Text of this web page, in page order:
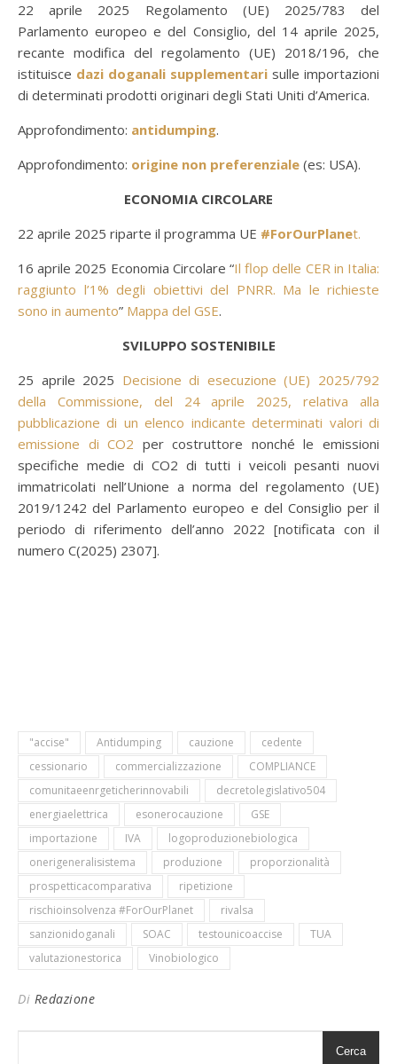
22 aprile 2025 Regolamento (UE) 2025/783 del
Parlamento europeo e del Consiglio, del 14 aprile 2025,
recante modifica del regolamento (UE) 2018/196, che
istituisce dazi doganali supplementari sulle importazioni
di determinati prodotti originari degli Stati Uniti d’America.
Approfondimento: antidumping.
Approfondimento: origine non preferenziale (es: USA).
ECONOMIA CIRCOLARE
22 aprile 2025 riparte il programma UE #ForOurPlanet.
16 aprile 2025 Economia Circolare “Il flop delle CER in Italia:
raggiunto l’1% degli obiettivi del PNRR. Ma le richieste
sono in aumento” Mappa del GSE.
SVILUPPO SOSTENIBILE
25 aprile 2025 Decisione di esecuzione (UE) 2025/792
della Commissione, del 24 aprile 2025, relativa alla
pubblicazione di un elenco indicante determinati valori di
emissione di CO2 per costruttore nonché le emissioni
specifiche medie di CO2 di tutti i veicoli pesanti nuovi
immatricolati nell’Unione a norma del regolamento (UE)
2019/1242 del Parlamento europeo e del Consiglio per il
periodo di riferimento dell’anno 2022 [notificata con il
numero C(2025) 2307].
"accise" Antidumping cauzione
cedente
cessionario
commercializzazione
COMPLIANCE
comunitaeenrgeticherinnovabili
decretolegislativo504
energiaelettrica
esonerocauzione
GSE
importazione
IVA
logoproduzionebiologica
onerigeneralisistema
produzione
proporzionalità
prospetticacomparativa
ripetizione
rischioinsolvenza #ForOurPlanet
rivalsa
sanzionidoganali
SOAC testounicoaccise
TUA
valutazionestorica
Vinobiologico
Di Redazione
Cerca